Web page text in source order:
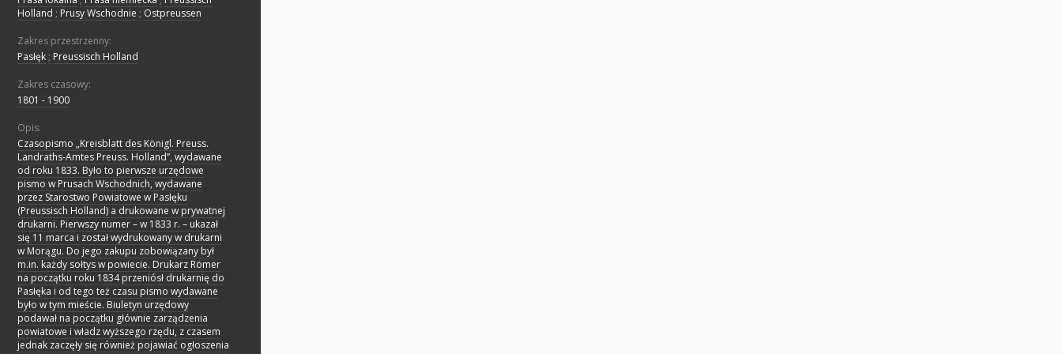
Holland ; Prusy Wschodnie ; Ostpreussen
Zakres przestrzenny:
Pasłęk ; Preussisch Holland
Zakres czasowy:
1801 - 1900
Opis:
Czasopismo „Kreisblatt des Königl. Preuss.
Landraths-Amtes Preuss. Holland”, wydawane
od roku 1833. Było to pierwsze urzędowe
pismo w Prusach Wschodnich, wydawane
przez Starostwo Powiatowe w Pasłęku
(Preussisch Holland) a drukowane w prywatnej
drukarni. Pierwszy numer – w 1833 r. – ukazał
się 11 marca i został wydrukowany w drukarni
w Morągu. Do jego zakupu zobowiązany był
m.in. każdy sołtys w powiecie. Drukarz Römer
na początku roku 1834 przeniósł drukarnię do
Pasłęka i od tego też czasu pismo wydawane
było w tym mieście. Biuletyn urzędowy
podawał na początku głównie zarządzenia
powiatowe i władz wyższego rzędu, z czasem
jednak zaczęły się również pojawiać ogłoszenia